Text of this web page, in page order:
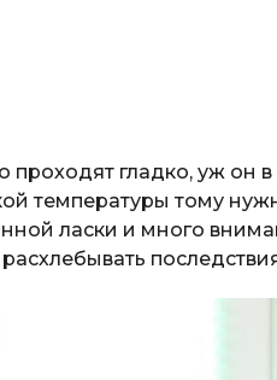
проходят гладко, уж он в
температуры тому
ласки и много